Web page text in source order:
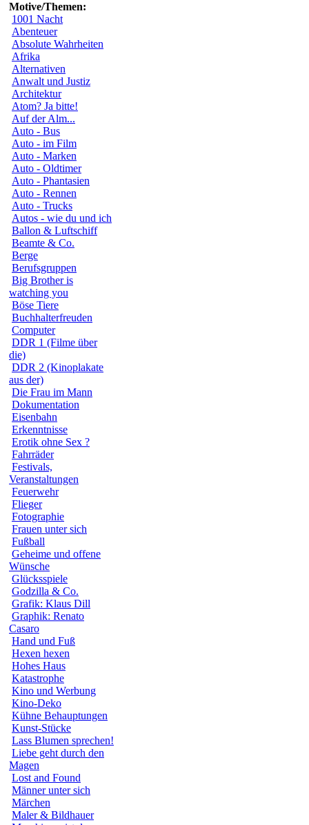
Motive/Themen:
1001 Nacht
Abenteuer
Absolute Wahrheiten
Afrika
Alternativen
Anwalt und Justiz
Architektur
Atom? Ja bitte!
Auf der Alm...
Auto - Bus
Auto - im Film
Auto - Marken
Auto - Oldtimer
Auto - Phantasien
Auto - Rennen
Auto - Trucks
Autos - wie du und ich
Ballon & Luftschiff
Beamte & Co.
Berge
Berufsgruppen
Big Brother is
watching you
Böse Tiere
Buchhalterfreuden
Computer
DDR 1 (Filme über
die)
DDR 2 (Kinoplakate
aus der)
Die Frau im Mann
Dokumentation
Eisenbahn
Erkenntnisse
Erotik ohne Sex ?
Fahrräder
Festivals,
Veranstaltungen
Feuerwehr
Flieger
Fotographie
Frauen unter sich
Fußball
Geheime und offene
Wünsche
Glücksspiele
Godzilla & Co.
Grafik: Klaus Dill
Graphik: Renato
Casaro
Hand und Fuß
Hexen hexen
Hohes Haus
Katastrophe
Kino und Werbung
Kino-Deko
Kühne Behauptungen
Kunst-Stücke
Lass Blumen sprechen!
Liebe geht durch den
Magen
Lost and Found
Männer unter sich
Märchen
Maler & Bildhauer